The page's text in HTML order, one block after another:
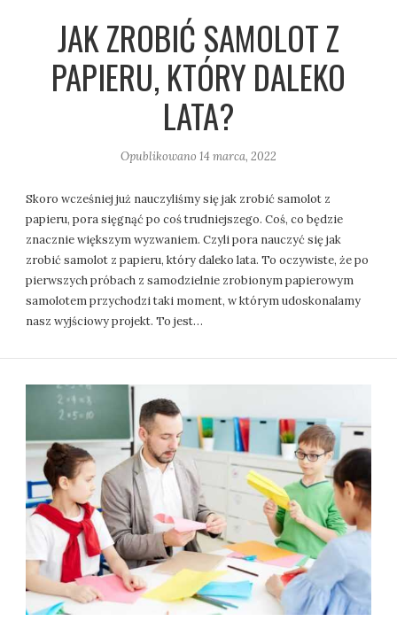
JAK ZROBIĆ SAMOLOT Z
PAPIERU, KTÓRY DALEKO
LATA?
Opublikowano 14 marca, 2022
Skoro wcześniej już nauczyliśmy się jak zrobić samolot z
papieru, pora sięgnąć po coś trudniejszego. Coś, co będzie
znacznie większym wyzwaniem. Czyli pora nauczyć się jak
zrobić samolot z papieru, który daleko lata. To oczywiste, że po
pierwszych próbach z samodzielnie zrobionym papierowym
samolotem przychodzi taki moment, w którym udoskonalamy
nasz wyjściowy projekt. To jest…